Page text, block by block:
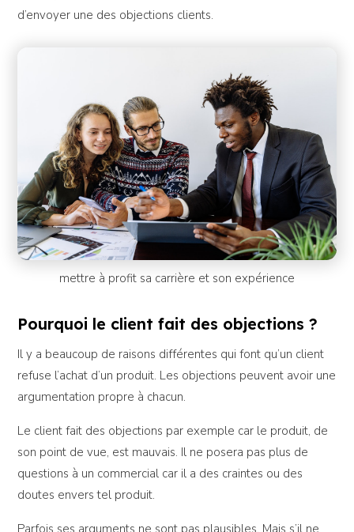
d’envoyer une des objections clients.
mettre à profit sa carrière et son expérience
Pourquoi le client fait des objections ?
Il y a beaucoup de raisons différentes qui font qu’un client
refuse l’achat d’un produit. Les objections peuvent avoir une
argumentation propre à chacun.
Le client fait des objections par exemple car le produit, de
son point de vue, est mauvais. Il ne posera pas plus de
questions à un commercial car il a des craintes ou des
doutes envers tel produit.
Parfois ses arguments ne sont pas plausibles. Mais s’il ne